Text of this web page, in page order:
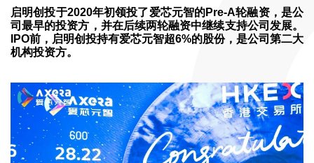
启明创投于2020年初领投了爱芯元智的Pre-A轮融资，是公
司最早的投资方，并在后续两轮融资中继续支持公司发展。
IPO前，启明创投持有爱芯元智超6%的股份，是公司第二大
机构投资方。